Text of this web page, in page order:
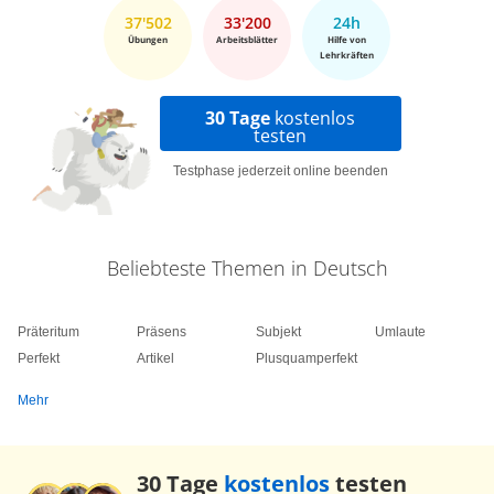
37'502
Übungen
33'200
Arbeitsblätter
24h
Hilfe von
Lehrkräften
30 Tage kostenlos
testen
Testphase jederzeit online beenden
Beliebteste Themen in Deutsch
Präteritum
Perfekt
Präsens
Artikel
Subjekt
Plusquamperfekt
Umlaute
Mehr
30 Tage kostenlostesten